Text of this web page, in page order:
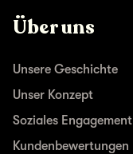
Über uns
Unsere Geschichte
Unser Konzept
Soziales Engagement
Kundenbewertungen